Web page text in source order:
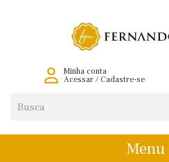
Minha conta
Acessar/ Cadastre-se
Menu